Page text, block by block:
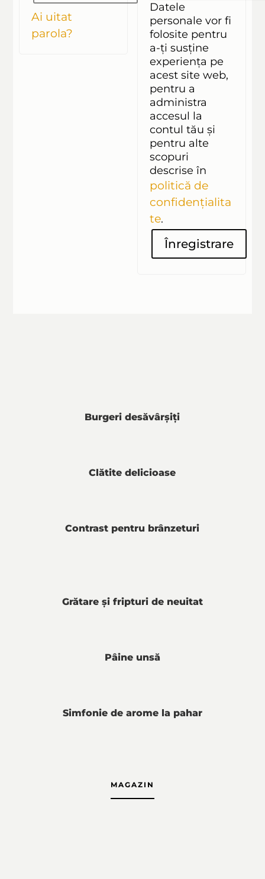
Ai uitat
parola?
Datele
personale vor fi
folosite pentru
a-ți susține
experiența pe
acest site web,
pentru a
administra
accesul la
contul tău și
pentru alte
scopuri
descrise în
politică de
confidențialita
te.
Înregistrare
Burgeri desăvârșiți
Clătite delicioase
Contrast pentru brânzeturi
Grătare și fripturi de neuitat
Pâine unsă
Simfonie de arome la pahar
MAGAZIN